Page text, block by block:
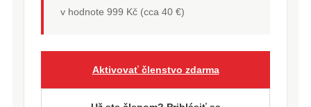
v hodnote 999 Kč (cca 40 €)
Aktivovať členstvo zdarma